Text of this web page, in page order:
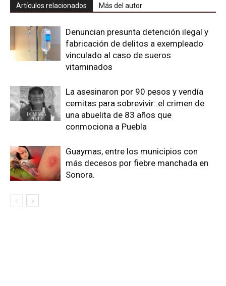
Artículos relacionados Más del autor
Denuncian presunta detención ilegal y
fabricación de delitos a exempleado
vinculado al caso de sueros
vitaminados
La asesinaron por 90 pesos y vendía
cemitas para sobrevivir: el crimen de
una abuelita de 83 años que
conmociona a Puebla
Guaymas, entre los municipios con
más decesos por fiebre manchada en
Sonora.